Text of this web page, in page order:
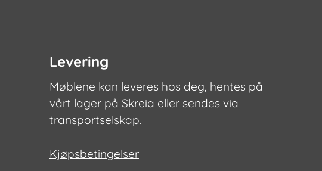
Levering
Møblene kan leveres hos deg, hentes på
vårt lager på Skreia eller sendes via
transportselskap.
Kjøpsbetingelser